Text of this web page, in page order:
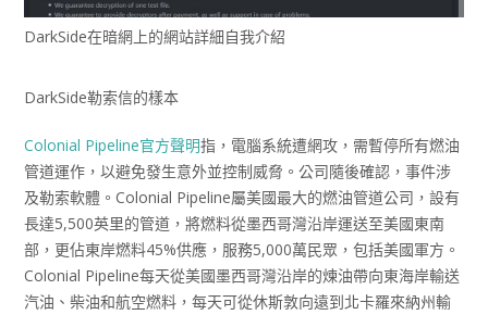
DarkSide在暗網上的網站詳細自我介紹
DarkSide勒索信的樣本
Colonial Pipeline官方聲明指，電腦系統遭網攻，需暫停所有燃油
管道運作，以避免發生意外並控制威脅。公司隨後確認，事件涉
及勒索軟體。Colonial Pipeline屬美國最大的燃油管道公司，設有
長達5,500英里的管道，將燃料從墨西哥灣沿岸運送至美國東南
部，更佔東岸燃料45%供應，服務5,000萬民眾，包括美國軍方。
Colonial Pipeline每天從美國墨西哥灣沿岸的煉油帶向東海岸輸送
汽油、柴油和航空燃料，每天可從休斯敦向遠到北卡羅來納州輸